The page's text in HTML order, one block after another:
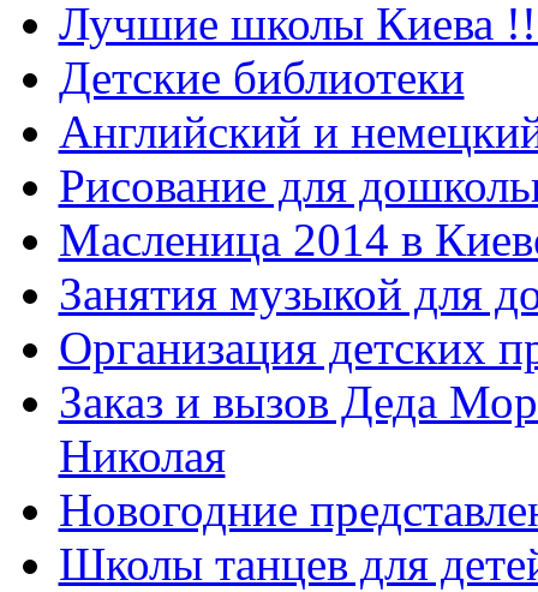
Лучшие школы Киева
Детские библиотеки
Английский и
Рисование для
Масленица 2014 в
Занятия музыкой для
Организация детских
Заказ и вызов Деда
Николая
Новогодние
Школы танцев для